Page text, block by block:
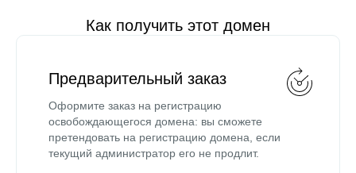
Как получить этот домен
Предварительный заказ
Оформите заказ на регистрацию
освобождающегося домена: вы сможете
претендовать на регистрацию домена, если
текущий администратор его не продлит.